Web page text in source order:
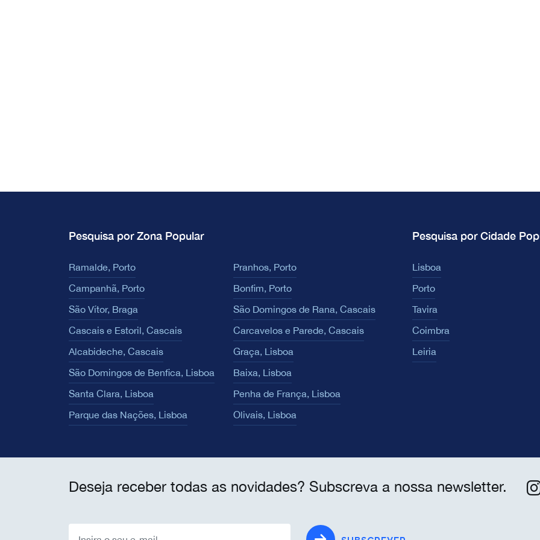
Pesquisa por Zona Popular
Ramalde, Porto
Pranhos, Porto
Campanhã, Porto
Bonfim, Porto
São Vítor, Braga
São Domingos de Rana, Cascais
Cascais e Estoril, Cascais
Carcavelos e Parede, Cascais
Alcabideche, Cascais
Graça, Lisboa
São Domingos de Benfica, Lisboa
Baixa, Lisboa
Santa Clara, Lisboa
Penha de França, Lisboa
Parque das Nações, Lisboa
Olivais, Lisboa
Pesquisa por Cidade
Lisboa
Porto
Tavira
Coimbra
Leiria
Deseja receber todas as novidades? Subscreva a nossa newsletter.